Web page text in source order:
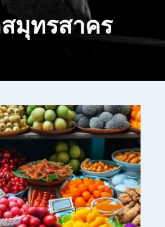
มุทรสาคร